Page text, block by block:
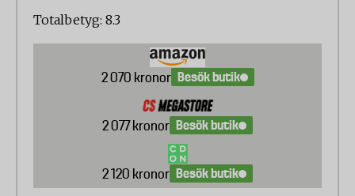
Påfyllning/urhällning (öppning, nivåmarkeringar,
restmängd, ergonomi)
Hantering under drift (stabilitet, stänk,
användning för höger-/vänsterhänta)
Rengöring (diskmaskin, manuell rengöring,
dammfällor, fingeravtryck)
Totalbetyg: 8.3
2 070 kronor Besök butik
2 077 kronor Besök butik
2 120 kronor Besök butik